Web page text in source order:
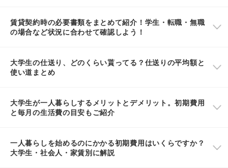
賃貸契約時の必要書類をまとめて紹介！学生・転職・無職
の場合など状況に合わせて確認しよう！
大学生の仕送り、どのくらい貰ってる？仕送りの平均額と
使い道まとめ
大学生が一人暮らしするメリットとデメリット。初期費用
と毎月の生活費の目安もご紹介
一人暮らしを始めるのにかかる初期費用はいくらですか？
大学生・社会人・家賃別に解説